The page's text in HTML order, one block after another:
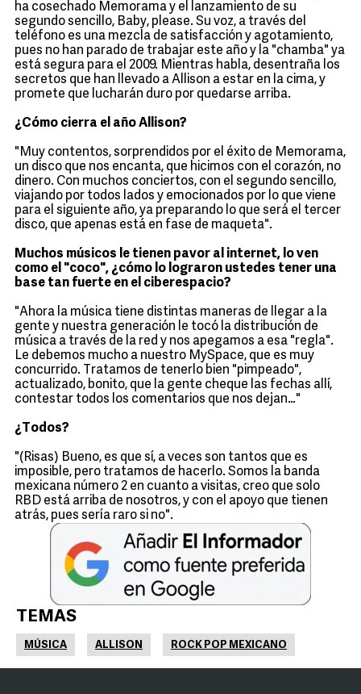
ha cosechado Memorama y el lanzamiento de su
segundo sencillo, Baby, please. Su voz, a través del
teléfono es una mezcla de satisfacción y agotamiento,
pues no han parado de trabajar este año y la "chamba" ya
está segura para el 2009. Mientras habla, desentraña los
secretos que han llevado a Allison a estar en la cima, y
promete que lucharán duro por quedarse arriba.
¿Cómo cierra el año Allison?
"Muy contentos, sorprendidos por el éxito de Memorama,
un disco que nos encanta, que hicimos con el corazón, no
dinero. Con muchos conciertos, con el segundo sencillo,
viajando por todos lados y emocionados por lo que viene
para el siguiente año, ya preparando lo que será el tercer
disco, que apenas está en fase de maqueta".
Muchos músicos le tienen pavor al internet, lo ven
como el "coco", ¿cómo lo lograron ustedes tener una
base tan fuerte en el ciberespacio?
"Ahora la música tiene distintas maneras de llegar a la
gente y nuestra generación le tocó la distribución de
música a través de la red y nos apegamos a esa "regla".
Le debemos mucho a nuestro MySpace, que es muy
concurrido. Tratamos de tenerlo bien "pimpeado",
actualizado, bonito, que la gente cheque las fechas allí,
contestar todos los comentarios que nos dejan…"
¿Todos?
"(Risas) Bueno, es que sí, a veces son tantos que es
imposible, pero tratamos de hacerlo. Somos la banda
mexicana número 2 en cuanto a visitas, creo que solo
RBD está arriba de nosotros, y con el apoyo que tienen
atrás, pues sería raro si no".
TEMAS
MÚSICA ALLISON ROCK POP MEXICANO